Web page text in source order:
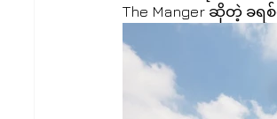
The Manger ဆိုတဲ့ ခရ